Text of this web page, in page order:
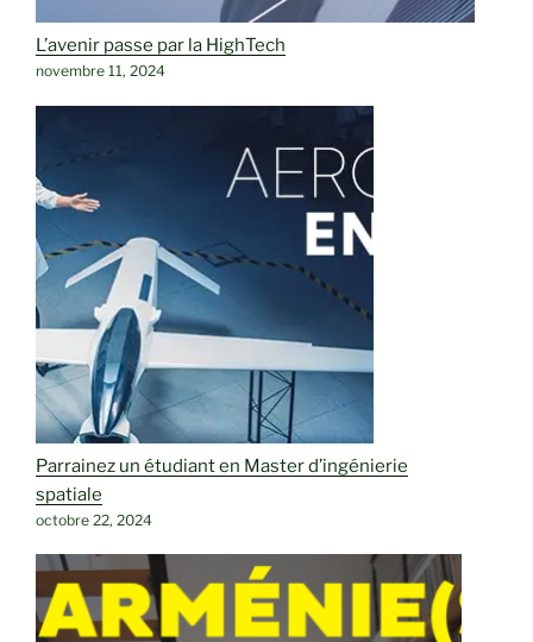
L’avenir passe par la HighTech
novembre 11, 2024
Parrainez un étudiant en Master d’ingénierie
spatiale
octobre 22, 2024